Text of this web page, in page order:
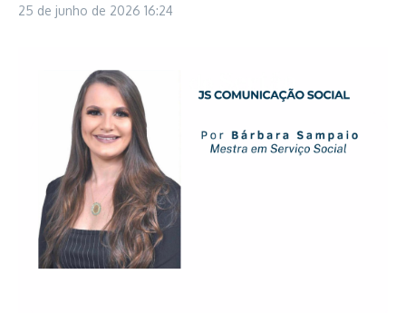
25 de junho de 2026 16:24